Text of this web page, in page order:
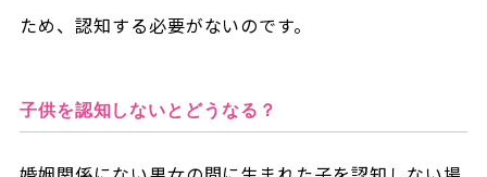
ため、認知する必要がないのです。
子供を認知しないとどうなる？